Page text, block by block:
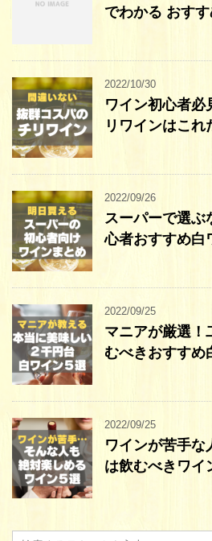
でわかる おす
2022/10/30
ワイン初心者必
リワインはこれ
2022/09/26
スーパーで選ぶ
心者おすすめ白
2022/09/25
マニアが厳選！
むべきおすすめ
2022/09/25
ワインが苦手な
は飲むべきワイ